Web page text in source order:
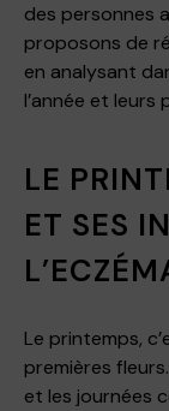
des personnes
proposons de
en analysant
l’année et
LE
ET SES
Le printemps,
premières
et les journées